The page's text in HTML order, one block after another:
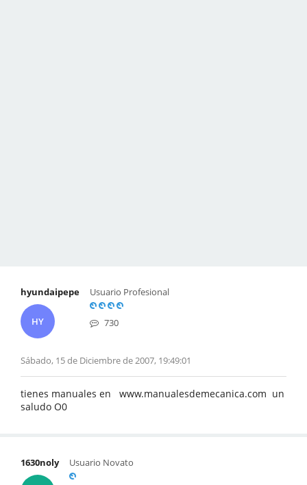
hyundaipepe
HY
Usuario Profesional
730
Sábado, 15 de Diciembre de 2007, 19:49:01
tienes manuales en www.manualesdemecanica.com un
saludo O0
1630noly Usuario Novato